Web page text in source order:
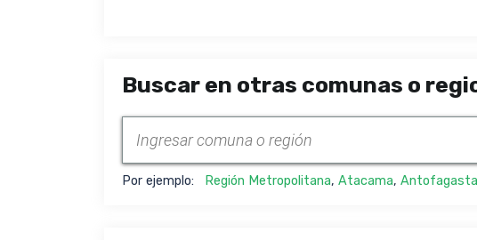
Buscar en otras comunas o
Por ejemplo: Región Metropolitana, Atacama, Antofagasta